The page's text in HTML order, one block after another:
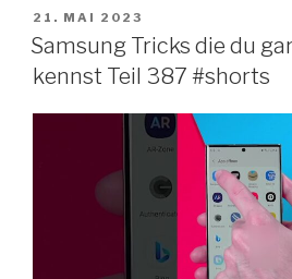
VERÖFFENTLICHT
AM
21. MAI 2023
Samsung Tricks die du
kennst Teil 387 #shorts